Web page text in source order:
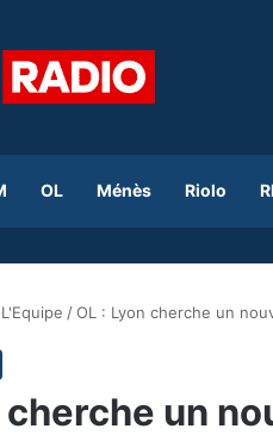
OL Ménès Riolo
/OL : Lyon cherche un
cherche un